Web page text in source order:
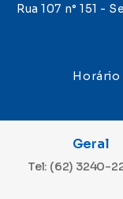
Rua 107 n° 151 -
Horário
Geral
Tel: (62) 3240-